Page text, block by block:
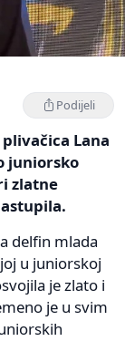
Podijeli
Lana
juniorsko
zlatne
delfin mlada
u juniorskoj
je zlato i
je u svim